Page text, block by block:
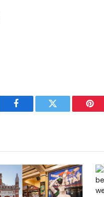
Facebook Twitter